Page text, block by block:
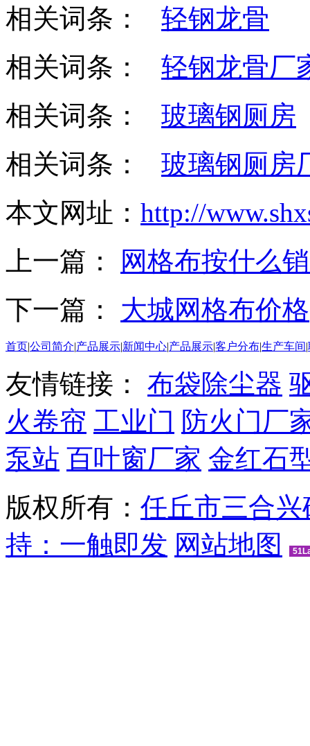
相关词条： 轻钢龙骨
相关词条： 轻钢龙骨厂
相关词条： 玻璃钢厕房
相关词条： 玻璃钢厕房
本文网址： http://
上一篇：
网格布按什么
下一篇： 大城网格布价格
首页|公司简介|产品展示|新闻中心|产品展示|客户分布|生产车间|
友情链接： 布袋除尘器
火卷帘 工业门 防火门厂
泵站 百叶窗厂家 金红石
版权所有： 任丘市三合
持：一触即发 网站地图